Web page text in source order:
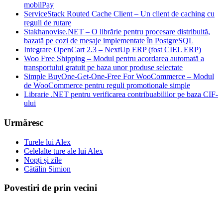
mobilPay
ServiceStack Routed Cache Client – Un client de caching cu
reguli de rutare
Stakhanovise.NET – O librărie pentru procesare distribuită,
bazată pe cozi de mesaje implementate în PostgreSQL
Integrare OpenCart 2.3 – NextUp ERP (fost CIEL ERP)
Woo Free Shipping – Modul pentru acordarea automată a
transportului gratuit pe baza unor produse selectate
Simple BuyOne-Get-One-Free For WooCommerce – Modul
de WooCommerce pentru reguli promotionale simple
Librarie .NET pentru verificarea contribuabililor pe baza CIF-
ului
Urmăresc
Turele lui Alex
Celelalte ture ale lui Alex
Nopți și zile
Cătălin Simion
Povestiri de prin vecini